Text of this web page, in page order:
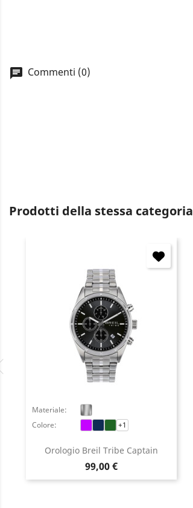
Commenti (0)
Prodotti della stessa categoria
Orologio Breil Tribe Captain
Prezzo
99,00 €
Materiale:
Colore:
+1